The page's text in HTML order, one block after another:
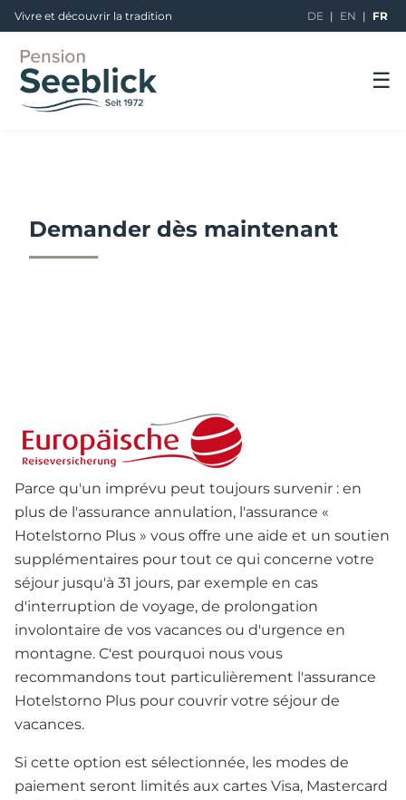
Vivre et découvrir la tradition DE | EN | FR
☰
Demander dès maintenant
Parce qu'un imprévu peut toujours survenir : en
plus de l'assurance annulation, l'assurance «
Hotelstorno Plus » vous offre une aide et un soutien
supplémentaires pour tout ce qui concerne votre
séjour jusqu'à 31 jours, par exemple en cas
d'interruption de voyage, de prolongation
involontaire de vos vacances ou d'urgence en
montagne. C'est pourquoi nous vous
recommandons tout particulièrement l'assurance
Hotelstorno Plus pour couvrir votre séjour de
vacances.
Si cette option est sélectionnée, les modes de
paiement seront limités aux cartes Visa, Mastercard